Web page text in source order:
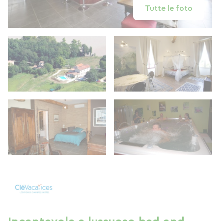
Tutte le foto